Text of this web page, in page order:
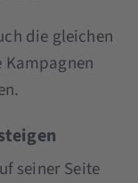
die gleichen
seiner Seite